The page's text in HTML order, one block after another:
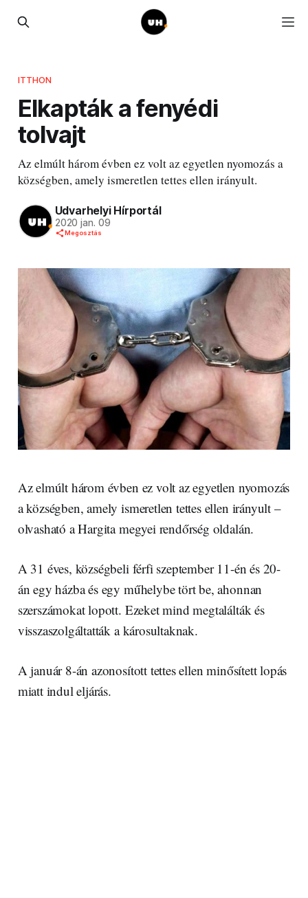
ITTHON
Elkapták a fenyédi
tolvajt
Az elmúlt három évben ez volt az egyetlen nyomozás a
községben, amely ismeretlen tettes ellen irányult.
Udvarhelyi Hírportál
2020 jan. 09
Megosztás
Az elmúlt három évben ez volt az egyetlen nyomozás
a községben, amely ismeretlen tettes ellen irányult –
olvasható a Hargita megyei rendőrség oldalán.
A 31 éves, községbeli férfi szeptember 11-én és 20-
án egy házba és egy műhelybe tört be, ahonnan
szerszámokat lopott. Ezeket mind megtalálták és
visszaszolgáltatták a károsultaknak.
A január 8-án azonosított tettes ellen minősített lopás
miatt indul eljárás.